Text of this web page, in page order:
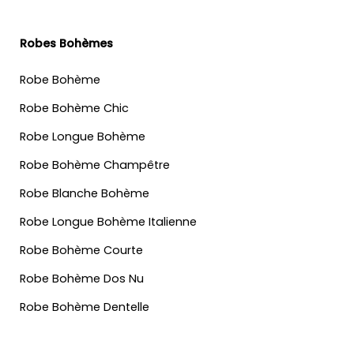
Robes Bohèmes
Robe Bohème
Robe Bohème Chic
Robe Longue Bohème
Robe Bohème Champêtre
Robe Blanche Bohème
Robe Longue Bohème Italienne
Robe Bohème Courte
Robe Bohème Dos Nu
Robe Bohème Dentelle